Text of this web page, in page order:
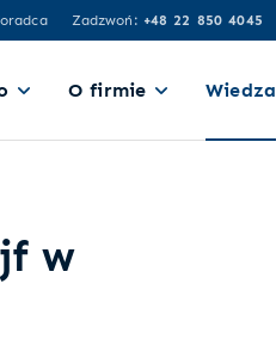
Zadzwoń: +48 22 850 4045
O firmie Wiedza
w